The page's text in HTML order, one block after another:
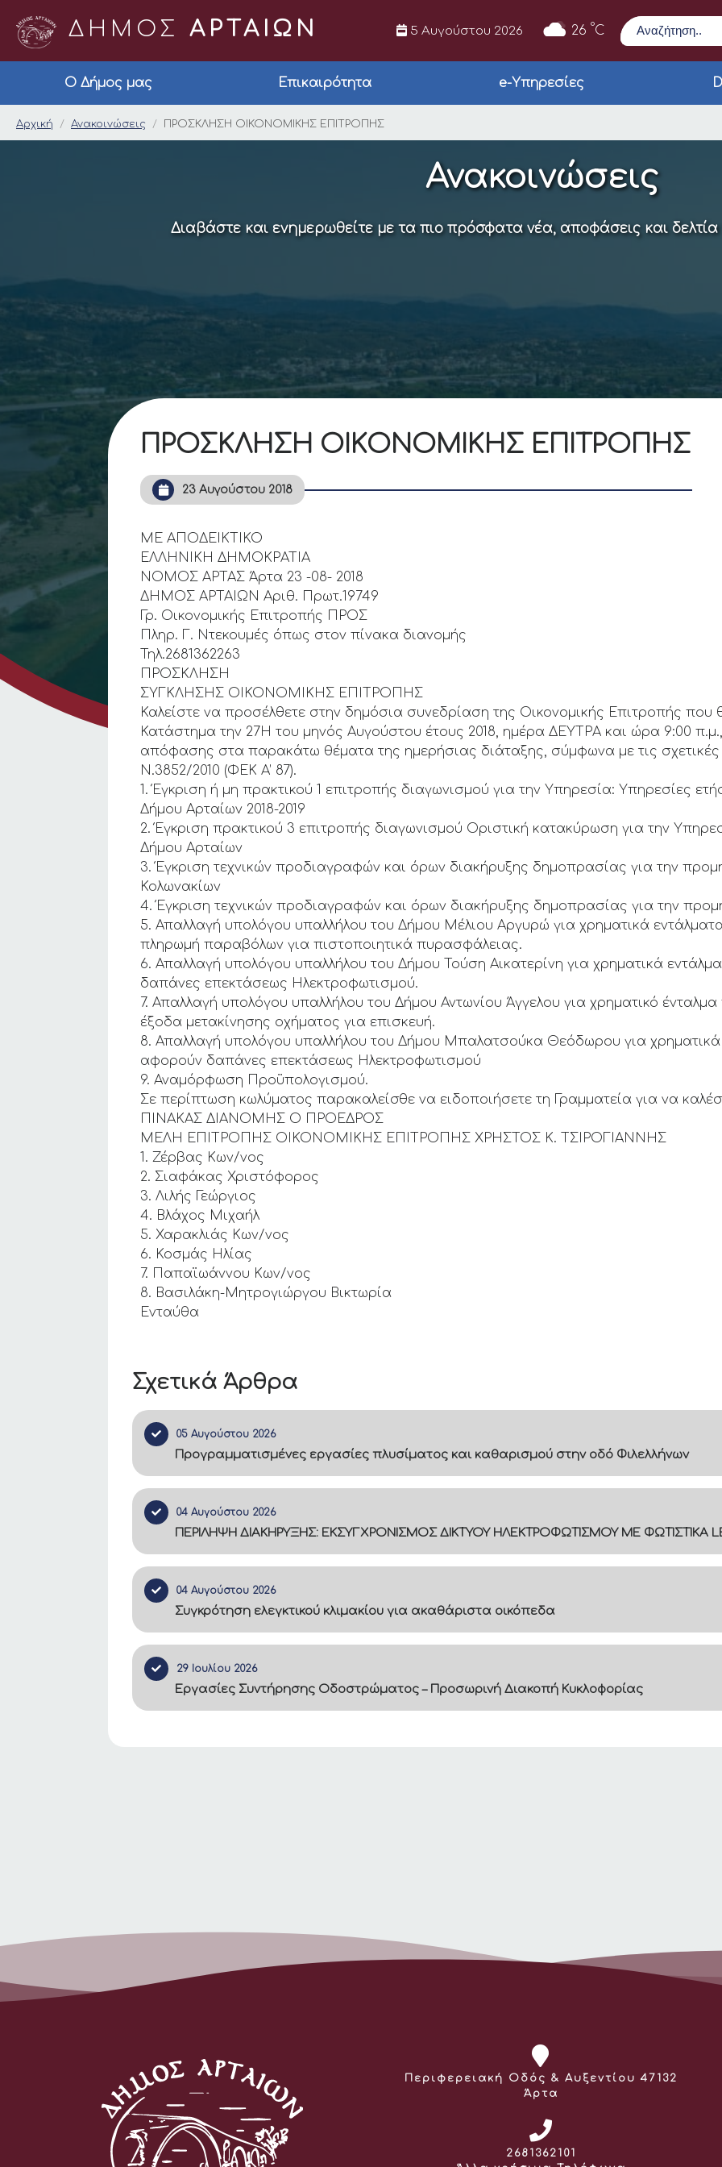
ΔΗΜΟΣ ΑΡΤΑΙΩΝ 5 Αυγούστου 2026 26 °C
Αναζήτηση
Ο Δήμος μας Επικαιρότητα e-Υπηρεσίες
ΠΡΟΣΚΛΗΣΗ ΟΙΚΟΝΟΜΙΚΗΣ ΕΠΙΤΡΟΠΗΣ
Αρχική Ανακοινώσεις ΠΡΟΣΚΛΗΣΗ ΟΙΚΟΝΟΜΙΚΗΣ ΕΠΙΤΡΟΠΗΣ
Ανακοινώσεις
Διαβάστε και ενημερωθείτε με τα πιο πρόσφατα νέα, αποφάσεις και
Σχετικά Άρθρα
05 Αυγούστου 2026
Προγραμματισμένες εργασίες πλυσίματος και καθαρισμού στην οδό Φιλελλήνων
04 Αυγούστου 2026
ΠΕΡΙΛΗΨΗ ΔΙΑΚΗΡΥΞΗΣ: ΕΚΣΥΓΧΡΟΝΙΣΜΟΣ ΔΙΚΤΥΟΥ ΗΛΕΚΤΡΟΦΩΤΙΣΜΟΥ ΜΕ ΦΩΤΙΣΤΙΚΑ
04 Αυγούστου 2026
Συγκρότηση ελεγκτικού κλιμακίου για ακαθάριστα οικόπεδα
29 Ιουλίου 2026
Εργασίες Συντήρησης Οδοστρώματος – Προσωρινή Διακοπή Κυκλοφορίας
ΠΡΟΣΚΛΗΣΗ ΟΙΚΟΝΟΜΙΚΗΣ ΕΠΙΤΡΟΠΗΣ
23 Αυγούστου 2018
ΜΕ ΑΠΟΔΕΙΚΤΙΚΟ
ΕΛΛΗΝΙΚΗ ΔΗΜΟΚΡΑΤΙΑ
ΝΟΜΟΣ ΑΡΤΑΣ Άρτα 23 -08- 2018
ΔΗΜΟΣ ΑΡΤΑΙΩΝ Αριθ. Πρωτ.19749
Γρ. Οικονομικής Επιτροπής ΠΡΟΣ
Πληρ. Γ. Ντεκουμές όπως στον πίνακα διανομής
Τηλ.2681362263
ΠΡΟΣΚΛΗΣΗ
ΣΥΓΚΛΗΣΗΣ ΟΙΚΟΝΟΜΙΚΗΣ ΕΠΙΤΡΟΠΗΣ
Καλείστε να προσέλθετε στην δημόσια συνεδρίαση της Οικονομικής Επιτροπής που
Κατάστημα την 27Η του μηνός Αυγούστου έτους 2018, ημέρα ΔΕΥΤΡΑ και ώρα 9:00
απόφασης στα παρακάτω θέματα της ημερήσιας διάταξης, σύμφωνα με τις σχετικές
Ν.3852/2010 (ΦΕΚ Α’ 87).
1. Έγκριση ή μη πρακτικού 1 επιτροπής διαγωνισμού για την Υπηρεσία: Υπηρεσίες
Δήμου Αρταίων 2018-2019
2. Έγκριση πρακτικού 3 επιτροπής διαγωνισμού Οριστική κατακύρωση για την
Δήμου Αρταίων
3. Έγκριση τεχνικών προδιαγραφών και όρων διακήρυξης δημοπρασίας για την
Κολωνακίων
4. Έγκριση τεχνικών προδιαγραφών και όρων διακήρυξης δημοπρασίας για την
5. Απαλλαγή υπολόγου υπαλλήλου του Δήμου Μέλιου Αργυρώ για χρηματικά
πληρωμή παραβόλων για πιστοποιητικά πυρασφάλειας.
6. Απαλλαγή υπολόγου υπαλλήλου του Δήμου Τούση Αικατερίνη για χρηματικά
δαπάνες επεκτάσεως Ηλεκτροφωτισμού.
7. Απαλλαγή υπολόγου υπαλλήλου του Δήμου Αντωνίου Άγγελου για χρηματικό
έξοδα μετακίνησης οχήματος για επισκευή.
8. Απαλλαγή υπολόγου υπαλλήλου του Δήμου Μπαλατσούκα Θεόδωρου για
αφορούν δαπάνες επεκτάσεως Ηλεκτροφωτισμού
9. Αναμόρφωση Προϋπολογισμού.
Σε περίπτωση κωλύματος παρακαλείσθε να ειδοποιήσετε τη Γραμματεία για να
ΠΙΝΑΚΑΣ ΔΙΑΝΟΜΗΣ Ο ΠΡΟΕΔΡΟΣ
ΜΕΛΗ ΕΠΙΤΡΟΠΗΣ ΟΙΚΟΝΟΜΙΚΗΣ ΕΠΙΤΡΟΠΗΣ ΧΡΗΣΤΟΣ Κ. ΤΣΙΡΟΓΙΑΝΝΗΣ
1. Ζέρβας Κων/νος
2. Σιαφάκας Χριστόφορος
3. Λιλής Γεώργιος
4. Βλάχος Μιχαήλ
5. Χαρακλιάς Κων/νος
6. Κοσμάς Ηλίας
7. Παπαϊωάννου Κων/νος
8. Βασιλάκη-Μητρογιώργου Βικτωρία
Ενταύθα
Διεύθυνση:
Περιφερειακή Οδός & Αυξεντίου 47132
Άρτα
Τηλέφωνο:
2681362101